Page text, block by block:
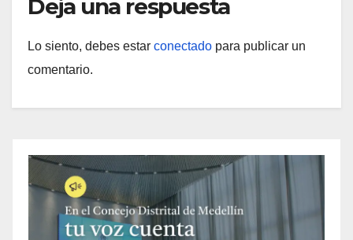
Deja una respuesta
Lo siento, debes estar conectado para publicar un
comentario.